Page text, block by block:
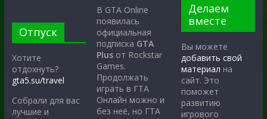
Отпуск
Хотите
отдохнуть?
gta5.su/travel
Собрали для вас
лучшие и
В GTA Online
появилась
официальная
подписка GTA
Plus от Rockstar
Games.
Продолжать
играть в ГТА
Онлайн можно и
без неё, но ГТА
Делаем
вместе
Вы можете
добавить свой
материал на
сайт. Это
поможет
развитию
игрового